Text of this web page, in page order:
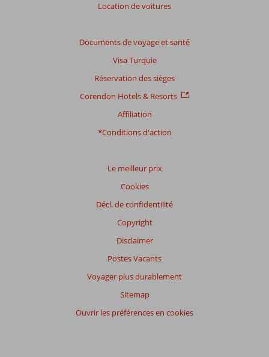
Location de voitures
Documents de voyage et santé
Visa Turquie
Réservation des sièges
Corendon Hotels & Resorts
Affiliation
*Conditions d'action
Le meilleur prix
Cookies
Décl. de confidentilité
Copyright
Disclaimer
Postes Vacants
Voyager plus durablement
Sitemap
Ouvrir les préférences en cookies